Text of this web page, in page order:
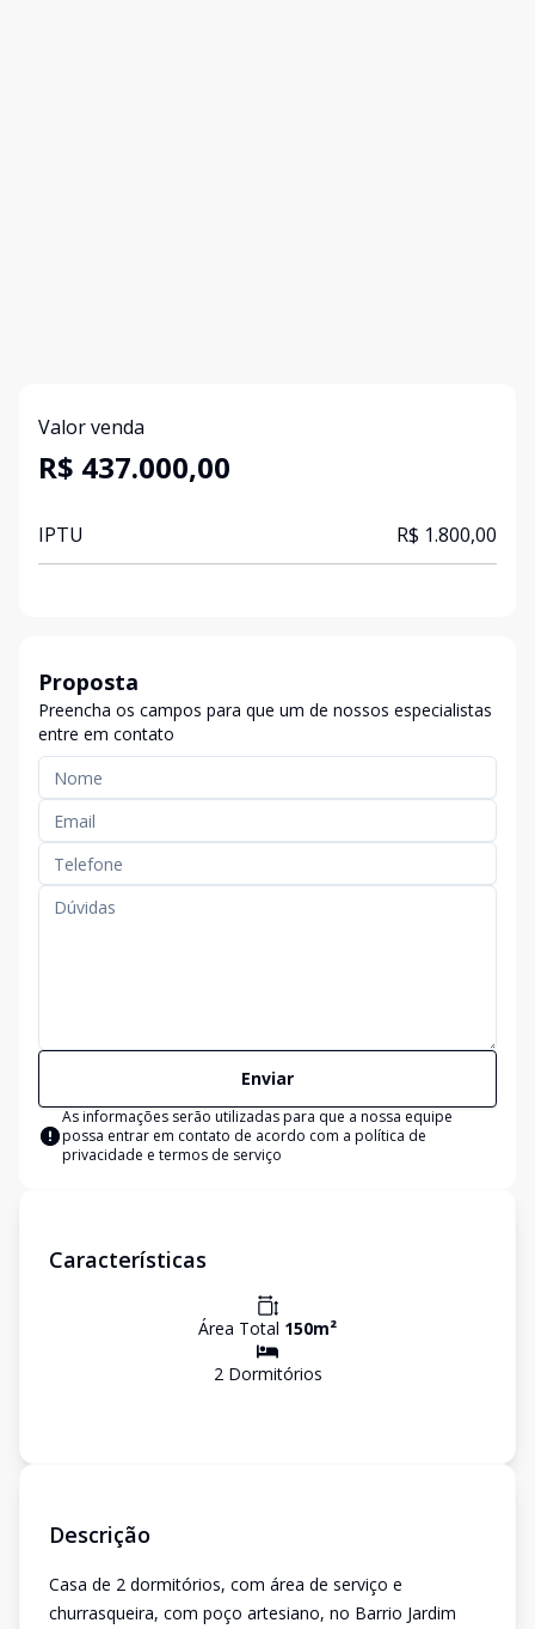
Valor venda
R$ 437.000,00
IPTU R$ 1.800,00
Proposta
Preencha os campos para que um de nossos especialistas
entre em contato
Enviar
As informações serão utilizadas para que a nossa equipe
possa entrar em contato de acordo com a política de
privacidade e termos de serviço
Características
Área Total 150m²
2Dormitórios
Descrição
Casa de 2 dormitórios, com área de serviço e
churrasqueira, com poço artesiano, no Barrio Jardim